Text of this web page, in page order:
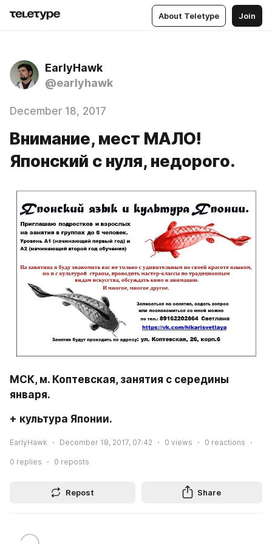
About Teletype Join
EarlyHawk
@earlyhawk
December 18, 2017
Внимание, мест МАЛО!
Японский с нуля, недорого.
МСК, м. Коптевская, занятия с середины
января.
+ культура Японии.
EarlyHawk December 18, 2017, 07:42 0 views 0 reactions
0 replies 0 reposts
Repost Share